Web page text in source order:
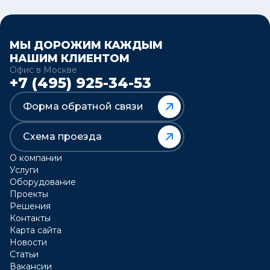
МЫ ДОРОЖИМ КАЖДЫМ
НАШИМ КЛИЕНТОМ
Офис в Москве
+7 (495) 925-34-53
Форма обратной связи
Схема проезда
О компании
Услуги
Оборудование
Проекты
Решения
Контакты
Карта сайта
Новости
Статьи
Вакансии